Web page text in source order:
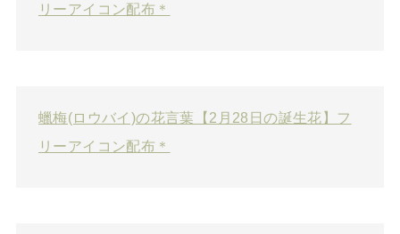
リーアイコン配布＊
蠟梅(ロウバイ)の花言葉【2月28日の誕生花】フ
リーアイコン配布＊